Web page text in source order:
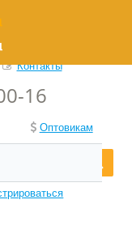
Контакты
16
Оптовикам